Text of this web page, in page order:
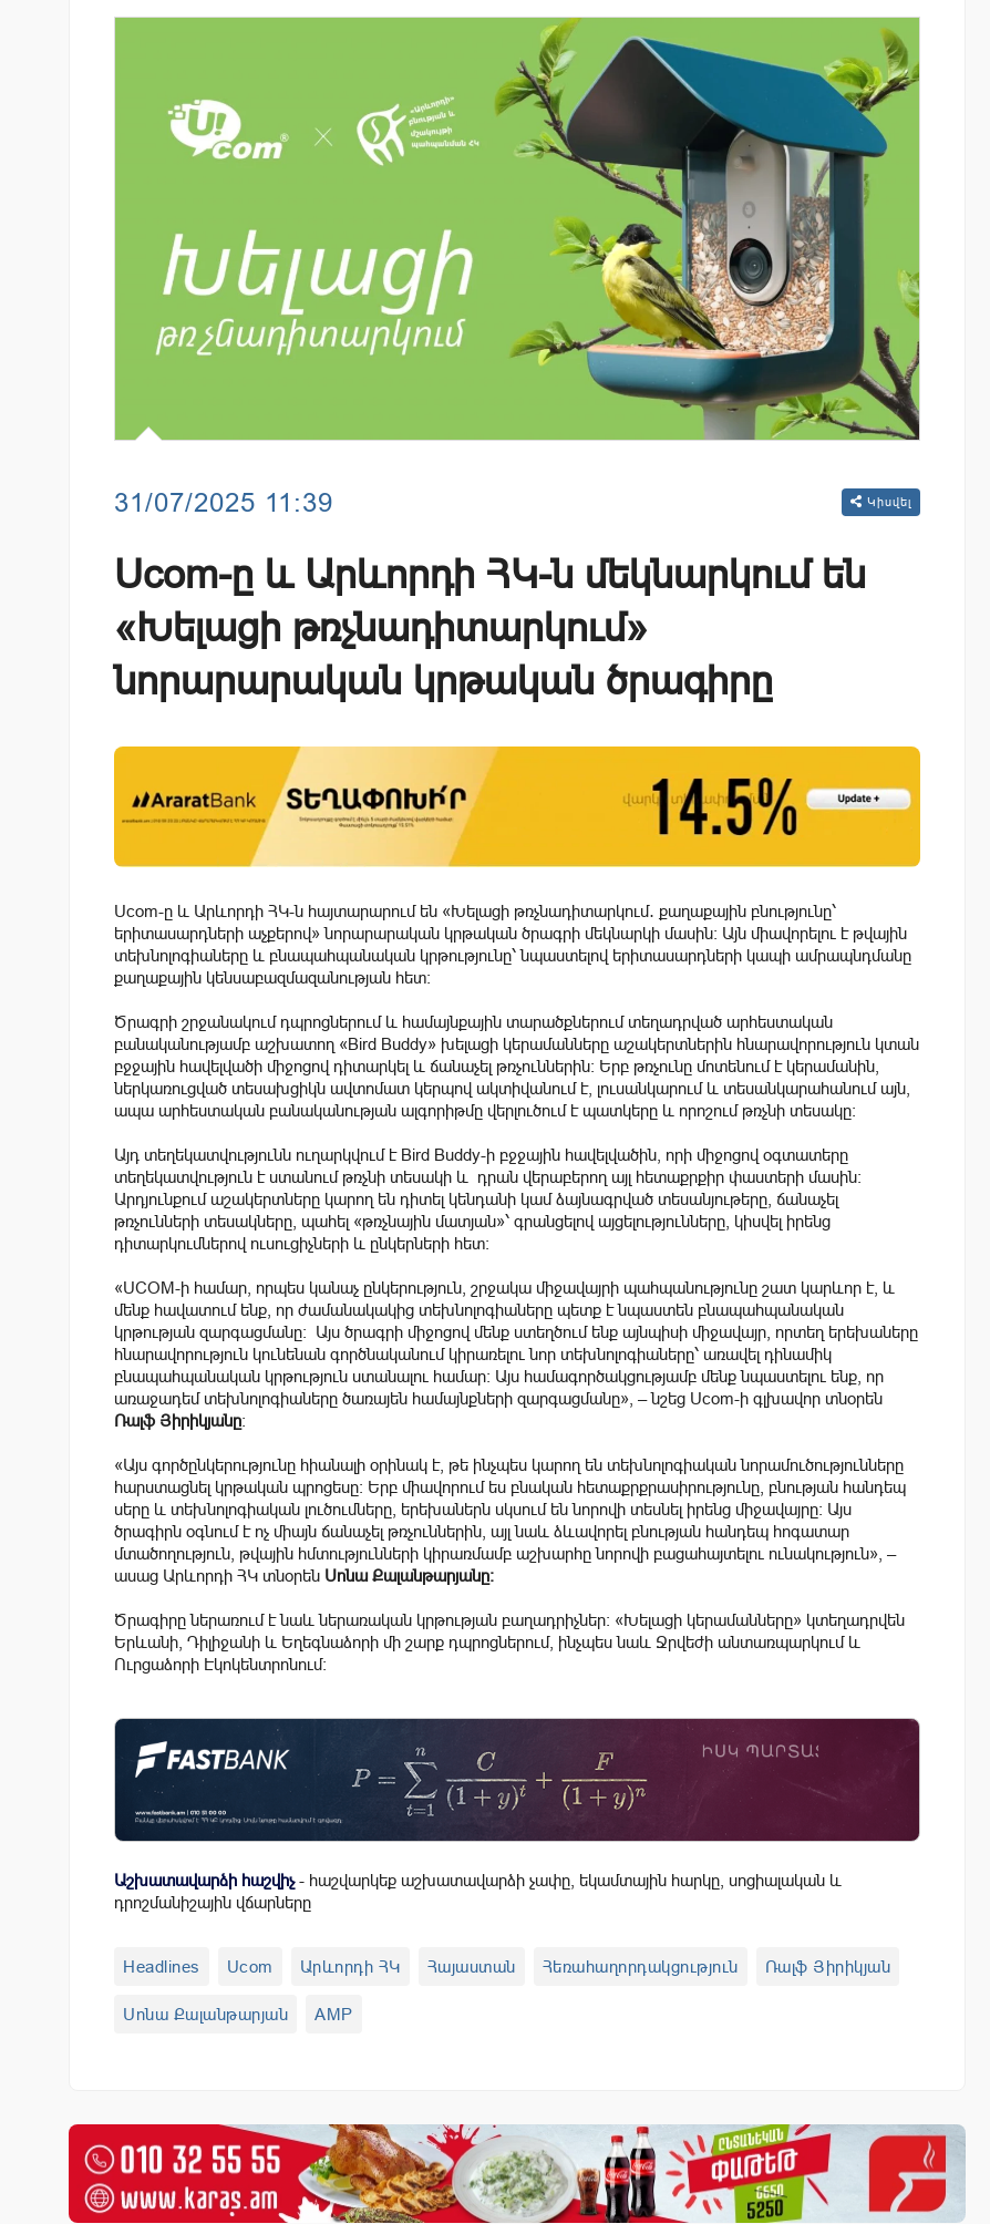
31/07/2025 11:39 Կիսվել
Ucom-ը և Արևորդի ՀԿ-ն մեկնարկում են
«Խելացի թռչնադիտարկում»
նորարարական կրթական ծրագիրը
Ucom-ը և Արևորդի ՀԿ-ն հայտարարում են «Խելացի թռչնադիտարկում․ քաղաքային բնությունը՝
երիտասարդների աչքերով» նորարարական կրթական ծրագրի մեկնարկի մասին։ Այն միավորելու է թվային
տեխնոլոգիաները և բնապահպանական կրթությունը՝ նպաստելով երիտասարդների կապի ամրապնդմանը
քաղաքային կենսաբազմազանության հետ։
Ծրագրի շրջանակում դպրոցներում և համայնքային տարածքներում տեղադրված արհեստական
բանականությամբ աշխատող «Bird Buddy» խելացի կերամանները աշակերտներին հնարավորություն կտան
բջջային հավելվածի միջոցով դիտարկել և ճանաչել թռչուններին։ Երբ թռչունը մոտենում է կերամանին,
ներկառուցված տեսախցիկն ավտոմատ կերպով ակտիվանում է, լուսանկարում և տեսանկարահանում այն,
ապա արհեստական բանականության ալգորիթմը վերլուծում է պատկերը և որոշում թռչնի տեսակը։
Այդ տեղեկատվությունն ուղարկվում է Bird Buddy-ի բջջային հավելվածին, որի միջոցով օգտատերը
տեղեկատվություն է ստանում թռչնի տեսակի և դրան վերաբերող այլ հետաքրքիր փաստերի մասին։
Արդյունքում աշակերտները կարող են դիտել կենդանի կամ ձայնագրված տեսանյութերը, ճանաչել
թռչունների տեսակները, պահել «թռչնային մատյան»՝ գրանցելով այցելությունները, կիսվել իրենց
դիտարկումներով ուսուցիչների և ընկերների հետ։
«UCOM-ի համար, որպես կանաչ ընկերություն, շրջակա միջավայրի պահպանությունը շատ կարևոր է, և
մենք հավատում ենք, որ ժամանակակից տեխնոլոգիաները պետք է նպաստեն բնապահպանական
կրթության զարգացմանը։ Այս ծրագրի միջոցով մենք ստեղծում ենք այնպիսի միջավայր, որտեղ երեխաները
հնարավորություն կունենան գործնականում կիրառելու նոր տեխնոլոգիաները՝ առավել դինամիկ
բնապահպանական կրթություն ստանալու համար։ Այս համագործակցությամբ մենք նպաստելու ենք, որ
առաջադեմ տեխնոլոգիաները ծառայեն համայնքների զարգացմանը», – նշեց Ucom-ի գլխավոր տնօրեն
Ռալֆ Յիրիկյանը։
«Այս գործընկերությունը հիանալի օրինակ է, թե ինչպես կարող են տեխնոլոգիական նորամուծությունները
հարստացնել կրթական պրոցեսը։ Երբ միավորում ես բնական հետաքրքրասիրությունը, բնության հանդեպ
սերը և տեխնոլոգիական լուծումները, երեխաներն սկսում են նորովի տեսնել իրենց միջավայրը։ Այս
ծրագիրն օգնում է ոչ միայն ճանաչել թռչուններին, այլ նաև ձևավորել բնության հանդեպ հոգատար
մտածողություն, թվային հմտությունների կիրառմամբ աշխարհը նորովի բացահայտելու ունակություն», –
ասաց Արևորդի ՀԿ տնօրեն Սոնա Քալանթարյանը։
Ծրագիրը ներառում է նաև ներառական կրթության բաղադրիչներ։ «Խելացի կերամանները» կտեղադրվեն
Երևանի, Դիլիջանի և Եղեգնաձորի մի շարք դպրոցներում, ինչպես նաև Ջրվեժի անտառպարկում և
Ուրցաձորի Էկոկենտրոնում։
Աշխատավարձի հաշվիչ - հաշվարկեք աշխատավարձի չափը, եկամտային հարկը, սոցիալական և
դրոշմանիշային վճարները
Headlines Ucom Արևորդի ՀԿ Հայաստան Հեռահաղորդակցություն Ռալֆ Յիրիկյան
Սոնա Քալանթարյան AMP
Ֆասթ Բանկը Սևան Ստարտափ
Սամմիթին ներկայացրել է իր
«Շտապ հաստատեք քարտի տվյալները»․
IDBank-ը զգուշացնում է հյուրանոցների
ամրագրման հետ կապված
զեղծարարությունների մասին